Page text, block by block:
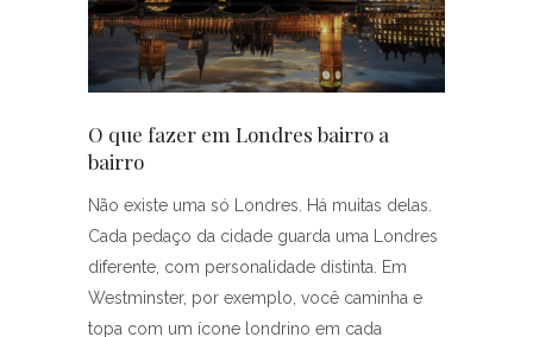
O que fazer em Londres bairro a
bairro
Não existe uma só Londres. Há muitas delas.
Cada pedaço da cidade guarda uma Londres
diferente, com personalidade distinta. Em
Westminster, por exemplo, você caminha e
topa com um ícone londrino em cada